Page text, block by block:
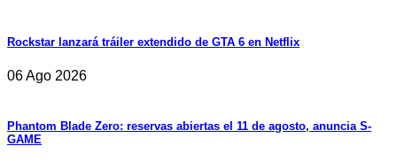
Rockstar lanzará tráiler extendido de GTA 6 en Netflix
06 Ago 2026
Phantom Blade Zero: reservas abiertas el 11 de agosto, anuncia S-
GAME